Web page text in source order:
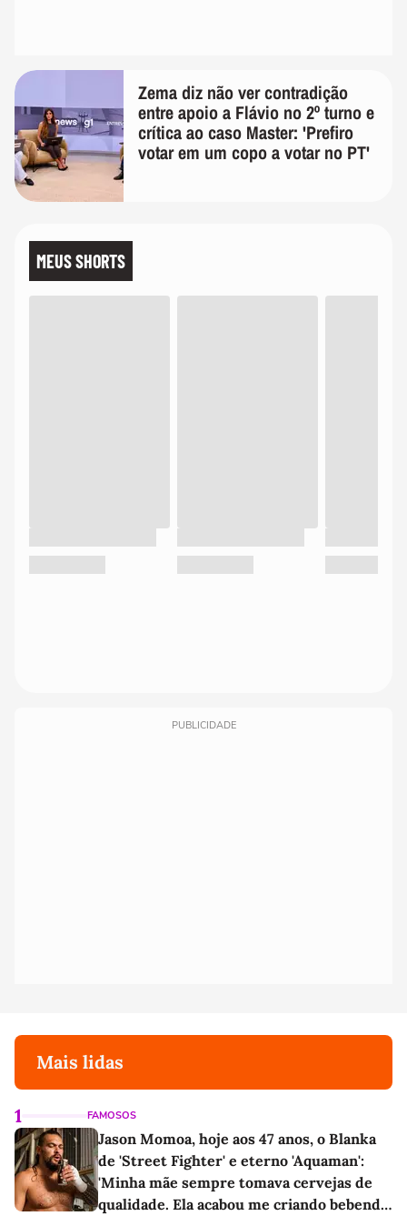
Zema diz não ver contradição
entre apoio a Flávio no 2º turno e
crítica ao caso Master: 'Prefiro
votar em um copo a votar no PT'
MEUS SHORTS
PUBLICIDADE
Mais lidas
1 FAMOSOS
Jason Momoa, hoje aos 47 anos, o Blanka
de 'Street Fighter' e eterno 'Aquaman':
'Minha mãe sempre tomava cervejas de
qualidade. Ela acabou me criando bebendo